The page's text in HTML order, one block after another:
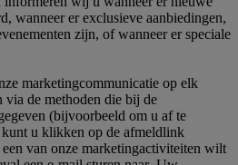
wanneer er exclusieve aanbiedingen,
zijn, of wanneer er speciale
marketingcommunicatie op elk
via de methoden die bij de
(bijvoorbeeld om u af te
u klikken op de afmeldlink
van onze marketingactiviteiten wilt